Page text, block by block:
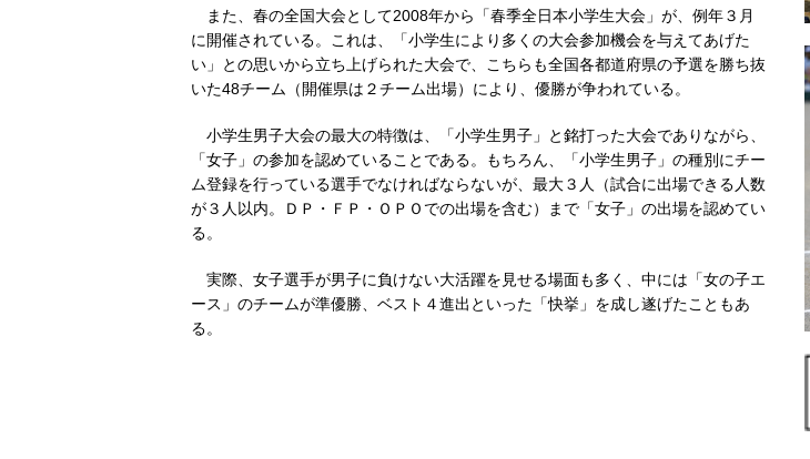
また、春の全国大会として2008年から「春季全日本小学生大会」が、例年３月
に開催されている。これは、「小学生により多くの大会参加機会を与えてあげた
い」との思いから立ち上げられた大会で、こちらも全国各都道府県の予選を勝ち抜
いた48チーム（開催県は２チーム出場）により、優勝が争われている。
小学生男子大会の最大の特徴は、「小学生男子」と銘打った大会でありながら、
「女子」の参加を認めていることである。もちろん、「小学生男子」の種別にチー
ム登録を行っている選手でなければならないが、最大３人（試合に出場できる人数
が３人以内。ＤＰ・ＦＰ・ＯＰＯでの出場を含む）まで「女子」の出場を認めてい
る。
実際、女子選手が男子に負けない大活躍を見せる場面も多く、中には「女の子エ
ース」のチームが準優勝、ベスト４進出といった「快挙」を成し遂げたこともあ
る。